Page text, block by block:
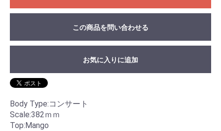
この商品を問い合わせる
お気に入りに追加
Body Type:コンサート
Scale:382ｍｍ
Top:Mango